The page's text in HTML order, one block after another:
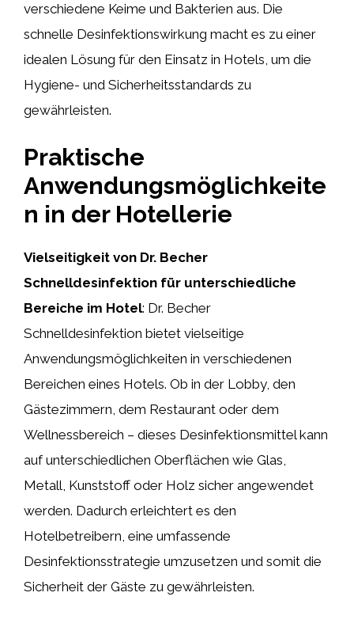
verschiedene Keime und Bakterien aus. Die
schnelle Desinfektionswirkung macht es zu einer
idealen Lösung für den Einsatz in Hotels, um die
Hygiene- und Sicherheitsstandards zu
gewährleisten.
Praktische
Anwendungsmöglichkeite
n in der Hotellerie
Vielseitigkeit von Dr. Becher
Schnelldesinfektion für unterschiedliche
Bereiche im Hotel: Dr. Becher
Schnelldesinfektion bietet vielseitige
Anwendungsmöglichkeiten in verschiedenen
Bereichen eines Hotels. Ob in der Lobby, den
Gästezimmern, dem Restaurant oder dem
Wellnessbereich – dieses Desinfektionsmittel kann
auf unterschiedlichen Oberflächen wie Glas,
Metall, Kunststoff oder Holz sicher angewendet
werden. Dadurch erleichtert es den
Hotelbetreibern, eine umfassende
Desinfektionsstrategie umzusetzen und somit die
Sicherheit der Gäste zu gewährleisten.